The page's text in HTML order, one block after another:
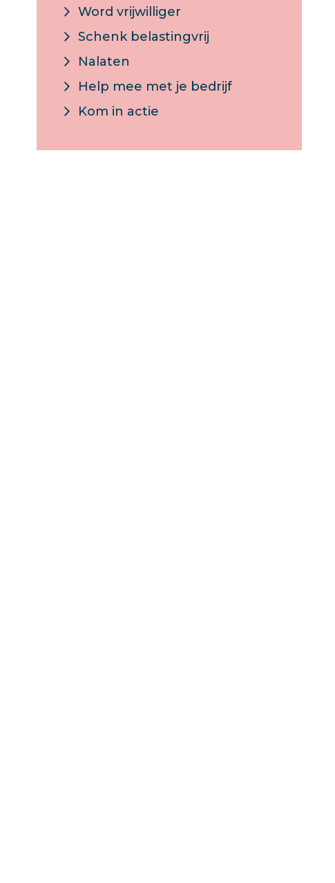
Word vrijwilliger
Schenk belastingvrij
Nalaten
Help mee met je bedrijf
Kom in actie